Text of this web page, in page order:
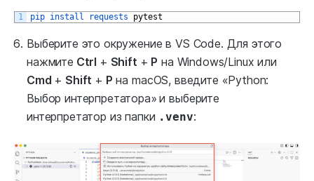
1 pip install requests pytest
Выберите это окружение в VS Code. Для этого
нажмите Ctrl + Shift + P на Windows/Linux или
Cmd + Shift + P на macOS, введите «Python:
Выбор интерпретатора» и выберите
интерпретатор из папки .venv: